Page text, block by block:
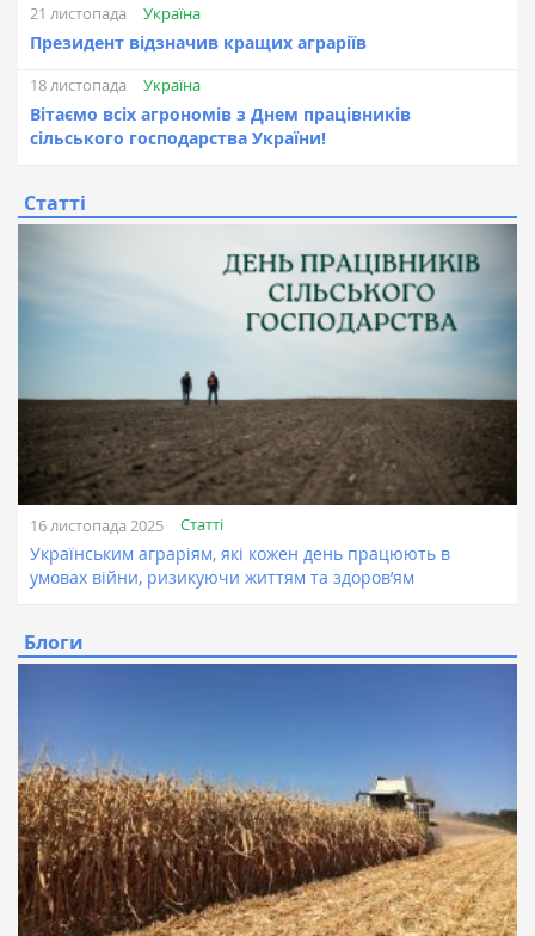
21 листопада Україна
Президент відзначив кращих аграріїв
18 листопада Україна
Вітаємо всіх агрономів з Днем працівників
сільського господарства України!
Статті
16 листопада 2025 Статті
Українським аграріям, які кожен день працюють в
умовах війни, ризикуючи життям та здоров’ям
Блоги